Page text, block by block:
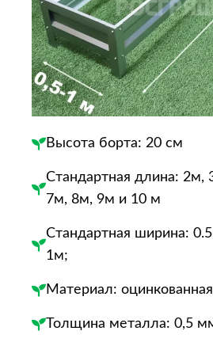
Высота борта: 20 см
Стандартная длина: 2м,
7м, 8м, 9м и 10 м
Стандартная ширина:
1м;
Материал:
Толщина металла: 0,5